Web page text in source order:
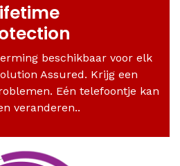
beschikbaar voor elk
Assured. Krijg een
Eén telefoontje kan
veranderen..